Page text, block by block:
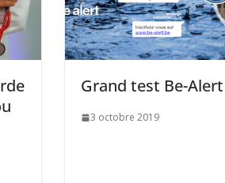
Grand test Be-Alert
3 octobre 2019